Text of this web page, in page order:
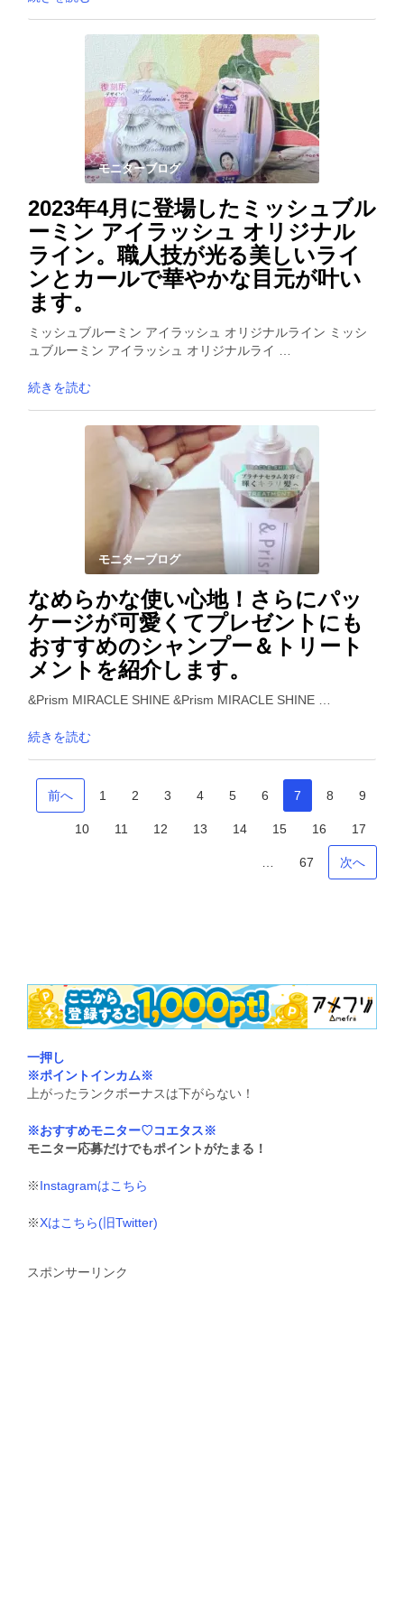
モニターブログ
2023年4月に登場したミッシュブル
ーミン アイラッシュ オリジナル
ライン。職人技が光る美しいライ
ンとカールで華やかな目元が叶い
ます。
ミッシュブルーミン アイラッシュ オリジナルライン ミッシ
ュブルーミン アイラッシュ オリジナルライ …
続きを読む
モニターブログ
なめらかな使い心地！さらにパッ
ケージが可愛くてプレゼントにも
おすすめのシャンプー＆トリート
メントを紹介します。
&Prism MIRACLE SHINE &Prism MIRACLE SHINE …
続きを読む
前へ 1 2 3 4 5 6 7 8 9
10 11 12 13 14 15 16 17
67 次へ
一押し
※ポイントインカム※
上がったランクボーナスは下がらない！
※おすすめモニター♡コエタス※
モニター応募だけでもポイントがたまる！
※Instagramはこちら
※Xはこちら(旧Twitter)
スポンサーリンク